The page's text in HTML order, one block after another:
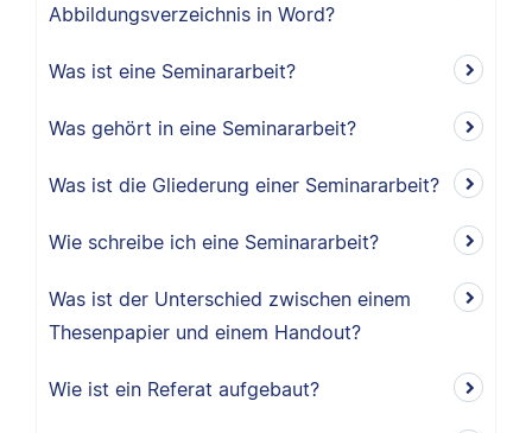
Abbildungsverzeichnis in Word?
Was ist eine Seminararbeit?
Was gehört in eine Seminararbeit?
Was ist die Gliederung einer Seminararbeit?
Wie schreibe ich eine Seminararbeit?
Was ist der Unterschied zwischen einem
Thesenpapier und einem Handout?
Wie ist ein Referat aufgebaut?